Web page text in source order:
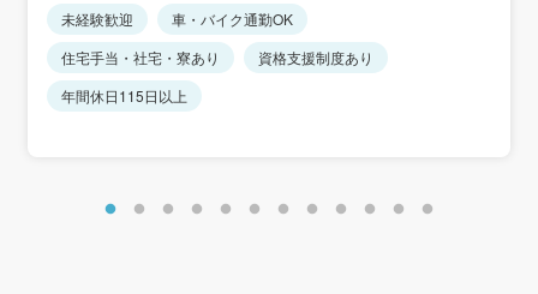
＜想定年収＞
368万5300円～420万3700円
年収約420万円／正社員：高卒17年目・35歳相当
※これまでのキャリアを評価します。
未経験歓迎
車・バイク通勤OK
住宅手当・社宅・寮あり
資格支援制度あり
年間休日115日以上